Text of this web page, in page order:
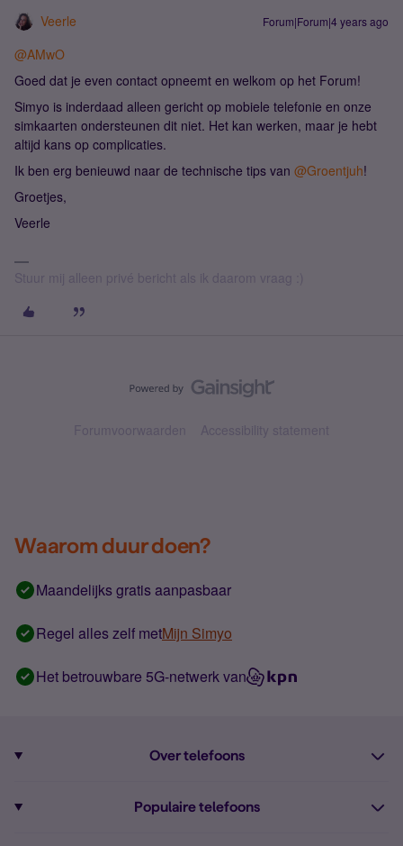
Veerle Forum|Forum|4 years ago
@AMwO
Goed dat je even contact opneemt en welkom op het Forum!
Simyo is inderdaad alleen gericht op mobiele telefonie en onze
simkaarten ondersteunen dit niet. Het kan werken, maar je hebt
altijd kans op complicaties.
Ik ben erg benieuwd naar de technische tips van @Groentjuh!
Groetjes,
Veerle
Stuur mij alleen privé bericht als ik daarom vraag :)
Forumvoorwaarden Accessibility statement
Waarom duur doen?
Maandelijks gratis aanpasbaar
Regel alles zelf metMijn Simyo
Het betrouwbare 5G-netwerk van
Over telefoons
Populaire telefoons